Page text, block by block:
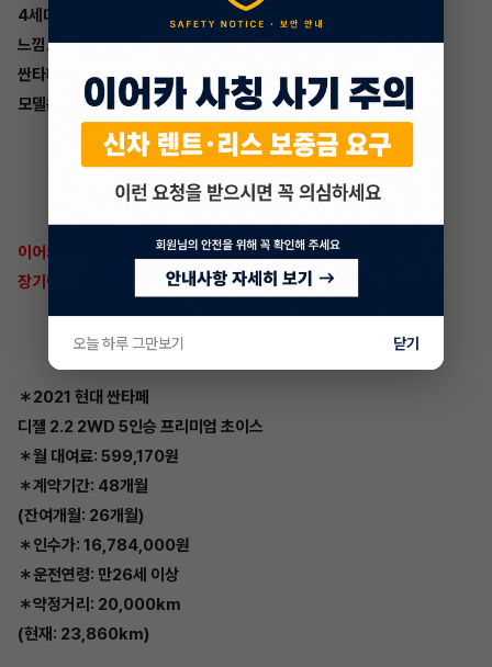
4세대 모델이 처음 나왔을 때의 파격적인
느낌보다 더 파격적인 이미지로
싼타페 풀체인지 MX5 5세대
모델은 정말 기대됩니다.
이어카 싼타페
장기렌트승계 매물
＊2021 현대 싼타페
디젤 2.2 2WD 5인승 프리미엄 초이스
＊월 대여료: 599,170원
＊계약기간: 48개월
(잔여개월: 26개월)
＊인수가: 16,784,000원
＊운전연령: 만26세 이상
＊약정거리: 20,000km
(현재: 23,860km)
오늘 하루 그만보기 닫기